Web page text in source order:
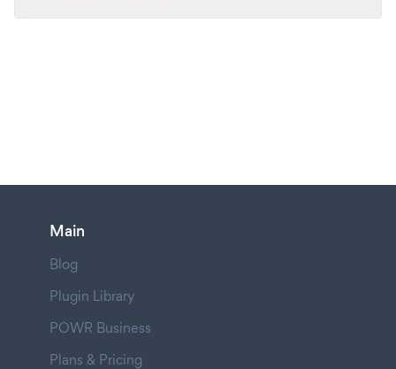
Main
Blog
Plugin Library
POWR Business
Plans & Pricing